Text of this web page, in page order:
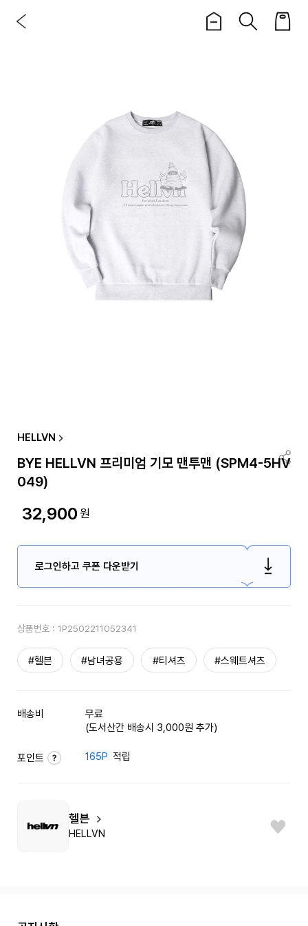
HELLVN
BYE HELLVN 프리미엄 기모 맨투맨 (SPM4-5HV
049)
32,900원
로그인하고 쿠폰 다운받기
상품번호 : 1P2502211052341
#헬븐 #남녀공용 #티셔츠 #스웨트셔츠
배송비
무료
(도서산간 배송시 3,000원 추가)
포인트 165P 적립
헬븐
HELLVN